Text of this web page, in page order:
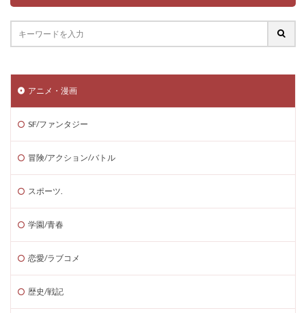
アニメ・漫画
SF/ファンタジー
冒険/アクション/バトル
スポーツ.
学園/青春
恋愛/ラブコメ
歴史/戦記